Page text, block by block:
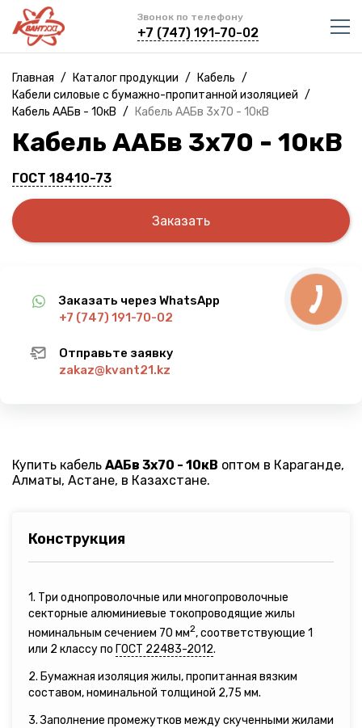
Звонок по телефону
+7 (747) 191-70-02
Главная / Каталог продукции / Кабель /
Кабели силовые с бумажно-пропитанной изоляцией /
Кабель ААБв - 10кВ / Кабель ААБв 3х70 - 10кВ
Кабель ААБв 3х70 - 10кВ
ГОСТ 18410-73
Заказать
Заказать через WhatsApp
+7 (747) 191-70-02
Отправьте заявку
zakaz@kvant21.kz
Купить кабель ААБв 3х70 - 10кВ оптом в Караганде,
Алматы, Астане, в Казахстане.
Конструкция
1. Три однопроволочные или многопроволочные
секторные алюминиевые токопроводящие жилы
номинальным сечением 70 мм2, соответствующие 1
или 2 классу по ГОСТ 22483-2012.
2. Бумажная изоляция жилы, пропитанная вязким
составом, номинальной толщиной 2,75 мм.
3. Заполнение промежутков между скученными жилами